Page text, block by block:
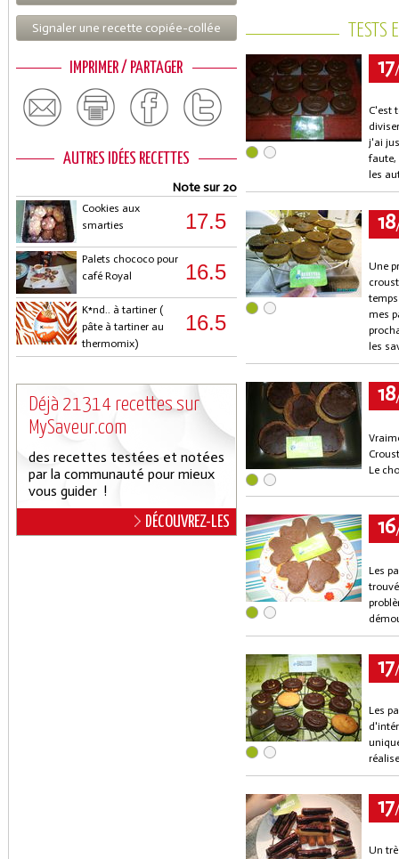
Signaler une recette copiée-collée
IMPRIMER / PARTAGER
AUTRES IDÉES RECETTES
Note sur 20
Cookies aux
smarties
17.5
Palets chococo pour
café Royal
16.5
K*nd.. à tartiner (
pâte à tartiner au
thermomix)
16.5
Déjà 21314 recettes sur
MySaveur.com
des recettes testées et notées
par la communauté pour mieux
vous guider !
DÉCOUVREZ-LES
17
C'est
j'ai
faute,
les
18
Une
mes
les
18
Le
16
Les
17
Les
17
Un